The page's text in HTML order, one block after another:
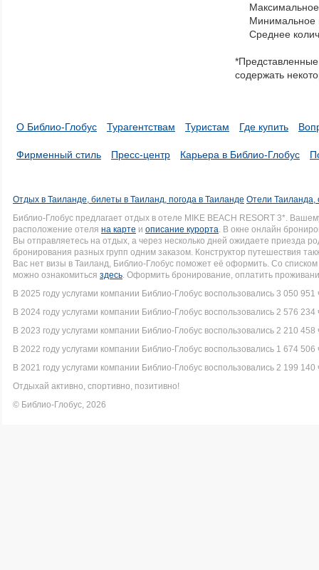
navigate
through
items
a
series.
Минимальное
Среднее
содержать
О Библио-Глобус Турагентствам Туристам Где купить
Фирменный стиль Пресс-центр Карьера в Библио-Глобус
Отдых в Таиланде, билеты в Таиланд, погода в Таиланде Отели Таиланда,
Библио-Глобус предлагает отдых в отеле MIKE BEACH RESORT 3*.
расположение отеля на карте и описание курорта. В окне онлайн
Вы отправляетесь на отдых, а через несколько дней ожидаете приезда
бронирования разных групп одним заказом. Конструктор путешествия
Вас нет визы в Таиланд, Библио-Глобус поможет её оформить. Со
можно ознакомиться здесь. Оформить бронирование, оплатить
В 2025 году услугами компании Библио-Глобус воспользовались 3 050 951
В 2024 году услугами компании Библио-Глобус воспользовались 2 576 234
В 2023 году услугами компании Библио-Глобус воспользовались 2 210 458
В 2022 году услугами компании Библио-Глобус воспользовались 1 674 506
В 2021 году услугами компании Библио-Глобус воспользовались 2 199 140
Отдыхай активно, спортивно, позитивно!
© Библио-Глобус, 2026